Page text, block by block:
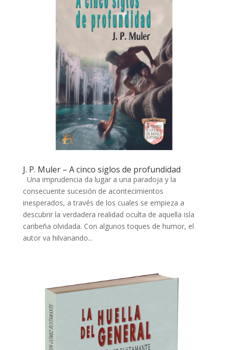
J. P. Muler – A cinco siglos de profundidad
Una imprudencia da lugar a una paradoja y la
consecuente sucesión de acontecimientos
inesperados, a través de los cuales se empieza a
descubrir la verdadera realidad oculta de aquella isla
caribeña olvidada. Con algunos toques de humor, el
autor va hilvanando...